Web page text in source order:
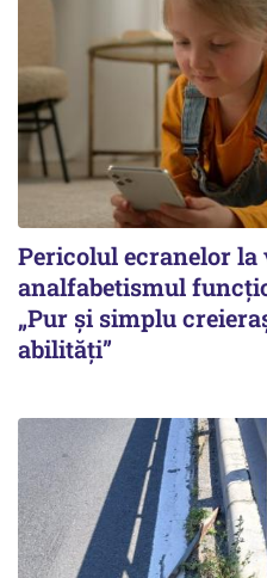
Pericolul ecranelor la
analfabetismul
„Pur și simplu
abilități”